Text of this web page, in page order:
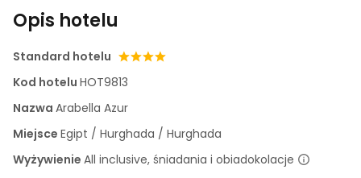
Opis hotelu
Standard hotelu
Kod hotelu HOT9813
Nazwa Arabella Azur
Miejsce Egipt / Hurghada / Hurghada
Wyżywienie All inclusive, śniadania i obiadokolacje